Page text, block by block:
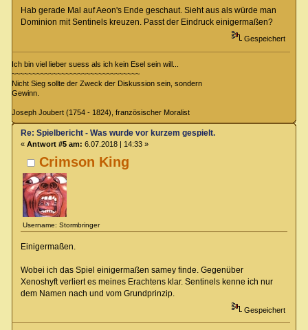
Hab gerade Mal auf Aeon's Ende geschaut. Sieht aus als würde man
Dominion mit Sentinels kreuzen. Passt der Eindruck einigermaßen?
Gespeichert
Ich bin viel lieber suess als ich kein Esel sein will...
~~~~~~~~~~~~~~~~~~~~~~~~~~~~~~~
Nicht Sieg sollte der Zweck der Diskussion sein, sondern
Gewinn.
Joseph Joubert (1754 - 1824), französischer Moralist
Crimson King
Username: Stormbringer
Re: Spielbericht - Was wurde vor kurzem gespielt.
« Antwort #5 am: 6.07.2018 | 14:33 »
Einigermaßen.
Wobei ich das Spiel einigermaßen samey finde. Gegenüber
Xenoshyft verliert es meines Erachtens klar. Sentinels kenne ich nur
dem Namen nach und vom Grundprinzip.
Gespeichert